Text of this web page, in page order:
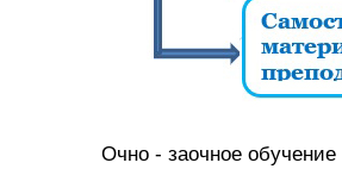
Очно - заочное